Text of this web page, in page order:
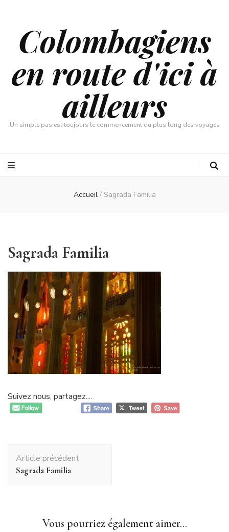
Colombagiens
en route d'ici à
ailleurs
Un simple pas est toujours le commencement du plus long des voyages
Accueil / Sagrada Familia
Sagrada Familia
Suivez nous, partagez....
d'article
Article précédent
Sagrada Familia
Vous pourriez également aimer...